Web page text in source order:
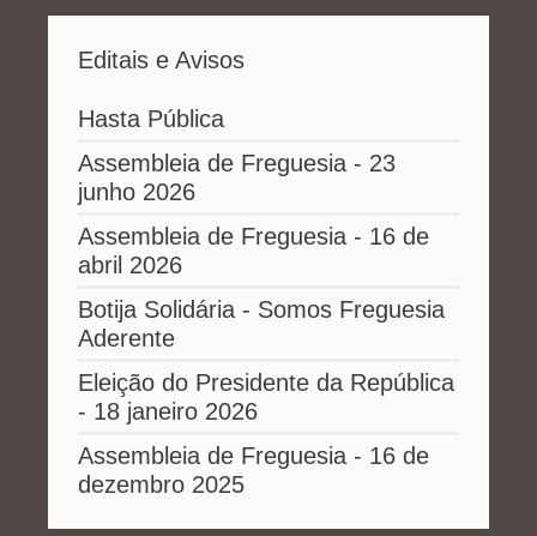
Editais e Avisos
Hasta Pública
Assembleia de Freguesia - 23
junho 2026
Assembleia de Freguesia - 16 de
abril 2026
Botija Solidária - Somos Freguesia
Aderente
Eleição do Presidente da República
- 18 janeiro 2026
Assembleia de Freguesia - 16 de
dezembro 2025